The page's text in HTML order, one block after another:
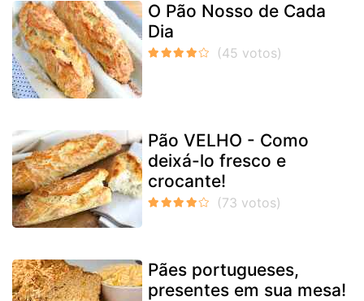
O Pão Nosso de Cada
Dia
Pão VELHO - Como
deixá-lo fresco e
crocante!
Pães portugueses,
presentes em sua mesa!